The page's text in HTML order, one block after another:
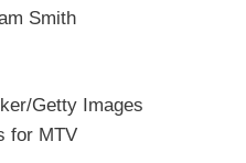
Smith
Getty Images
for MTV